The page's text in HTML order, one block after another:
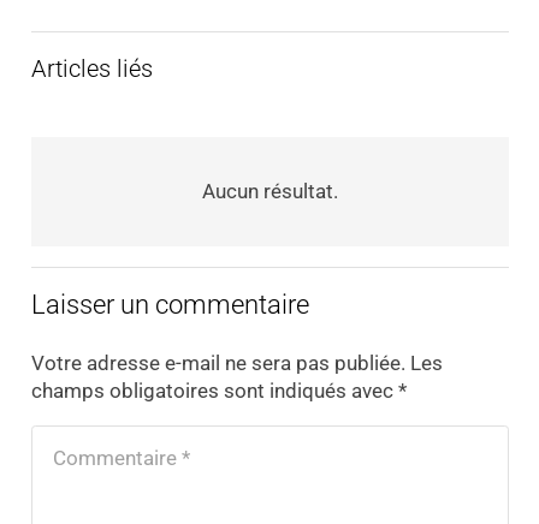
Articles liés
Aucun résultat.
Laisser un commentaire
Votre adresse e-mail ne sera pas publiée. Les
champs obligatoires sont indiqués avec *